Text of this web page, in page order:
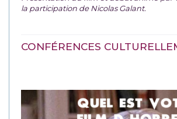
la participation de Nicolas Galant.
CONFÉRENCES